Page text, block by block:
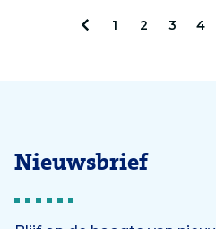
e
1 2 3 4
Nieuwsbrief